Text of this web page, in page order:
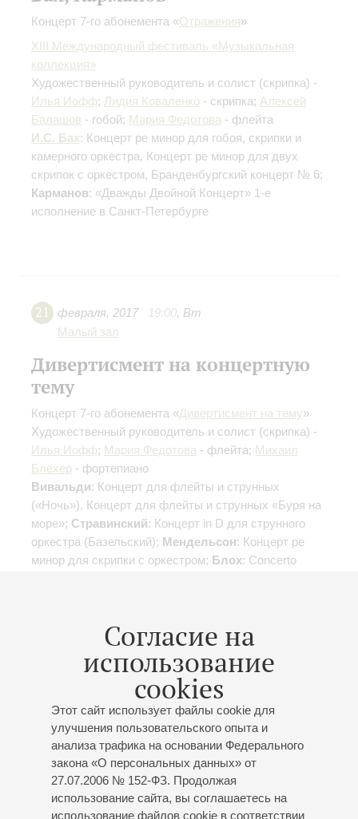
Согласие на
использование
cookies
Этот сайт использует файлы cookie для
улучшения пользовательского опыта и
анализа трафика на основании Федерального
закона «О персональных данных» от
27.07.2006 № 152-ФЗ. Продолжая
использование сайта, вы соглашаетесь на
использование файлов cookie в соответствии
Концерт 7-го абонемента «Отражения»
XIII Международный фестиваль «Музыкальная
коллекция»
Художественный руководитель и солист (скрипка) -
Илья Иофф; Лидия Коваленко - скрипка; Алексей
Балашов - гобой; Мария Федотова - флейта
И.С. Бах: Концерт ре минор для гобоя, скрипки и
камерного оркестра, Концерт ре минор для двух
скрипок с оркестром, Бранденбургский концерт № 6;
Карманов: «Дважды Двойной Концерт» 1-е
исполнение в Санкт-Петербурге
21 февраля, 2017 19:00, Вт
Малый зал
Дивертисмент на концертную
тему
Концерт 7-го абонемента «Дивертисмент на тему»
Художественный руководитель и солист (скрипка) -
Илья Иофф; Мария Федотова - флейта; Михаил
Блехер - фортепиано
Вивальди: Концерт для флейты и струнных
(«Ночь»), Концерт для флейты и струнных «Буря на
море»; Стравинский: Концерт in D для струнного
оркестра (Базельский); Мендельсон: Концерт ре
минор для скрипки с оркестром; Блох: Concerto
Пт
Вечер музыки для арфы
Концерт 5-го абонемента « Музыкальный фейерверк
Ирина Донская- арфа
Мария Федотова- флейта
Кордон: Сонаты для арфы;Сен-Санс: Фантазия;